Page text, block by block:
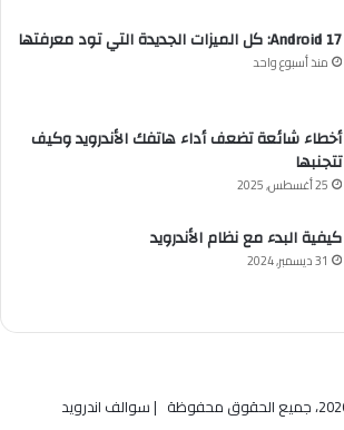
Android 17: كل الميزات الجديدة التي تود معرفتها
منذ أسبوع واحد
أخطاء شائعة تضعف أداء هاتفك الأندرويد وكيف
تتجنبها
25 أغسطس, 2025
كيفية البدء مع نظام الأندرويد
31 ديسمبر, 2024